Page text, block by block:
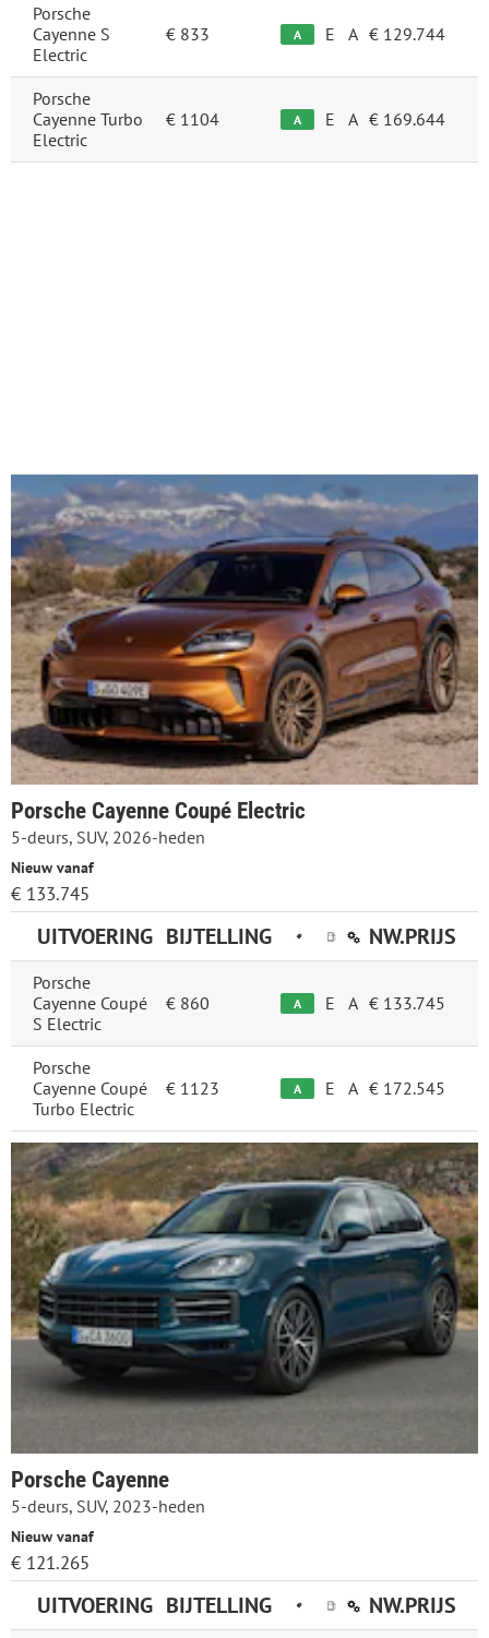
Porsche
Cayenne S
Electric
€ 833 A E A € 129.744
Porsche
Cayenne Turbo
Electric
€ 1104 A E A € 169.644
Porsche Cayenne Coupé Electric
5-deurs, SUV, 2026-heden
Nieuw vanaf
€ 133.745
UITVOERING BIJTELLING NW.PRIJS
Porsche
Cayenne Coupé
S Electric
€ 860 A E A € 133.745
Porsche
Cayenne Coupé
Turbo Electric
€ 1123 A E A € 172.545
Porsche Cayenne
5-deurs, SUV, 2023-heden
Nieuw vanaf
€ 121.265
UITVOERING BIJTELLING NW.PRIJS